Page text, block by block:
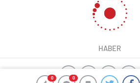
0 0
HABER